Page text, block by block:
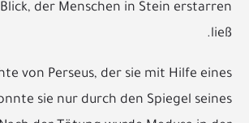
der Menschen in Stein erstarren
ließ.
von Perseus, der sie mit Hilfe eines
sie nur durch den Spiegel seines